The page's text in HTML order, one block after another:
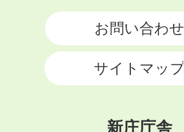
お問い合わせ
サイトマッ
新庄庁舎